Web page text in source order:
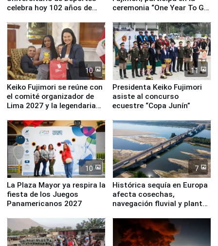
celebra hoy 102 años de
ceremonia “One Year To Go
10
Keiko Fujimori se reúne con
el comité organizador de
Lima 2027 y la legendaria
11
Presidenta Keiko Fujimori
asiste al concurso
ecuestre “Copa Junín”
10
La Plaza Mayor ya respira la
fiesta de los Juegos
Panamericanos 2027
7
Histórica sequía en Europa
afecta cosechas,
navegación fluvial y plantas